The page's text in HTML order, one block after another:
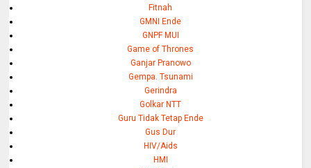
Fitnah
GMNI Ende
GNPF MUI
Game of Thrones
Ganjar Pranowo
Gempa. Tsunami
Gerindra
Golkar NTT
Guru Tidak Tetap Ende
Gus Dur
HIV/Aids
HMI